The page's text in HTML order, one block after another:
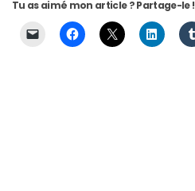
(218)
Sélections
Tu as aimé mon article ? Partage-le !